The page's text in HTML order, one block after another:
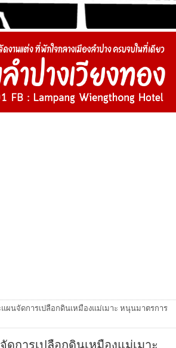
ผนจัดการเปลือกดินเหมืองแม่เมาะ หนุนมาตรการ
การเปลือกดินเหมืองแม่เมาะ